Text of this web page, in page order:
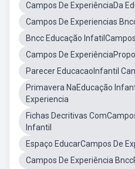
Campos De ExperiênciaDa
Campos De Experiencias
Bncc Educação
Campos De
Parecer EducacaoInfantil
Primavera NaEducação
Experiencia
Fichas Decritivas
Infantil
Espaço EducarCampos De
Campos De Experiência